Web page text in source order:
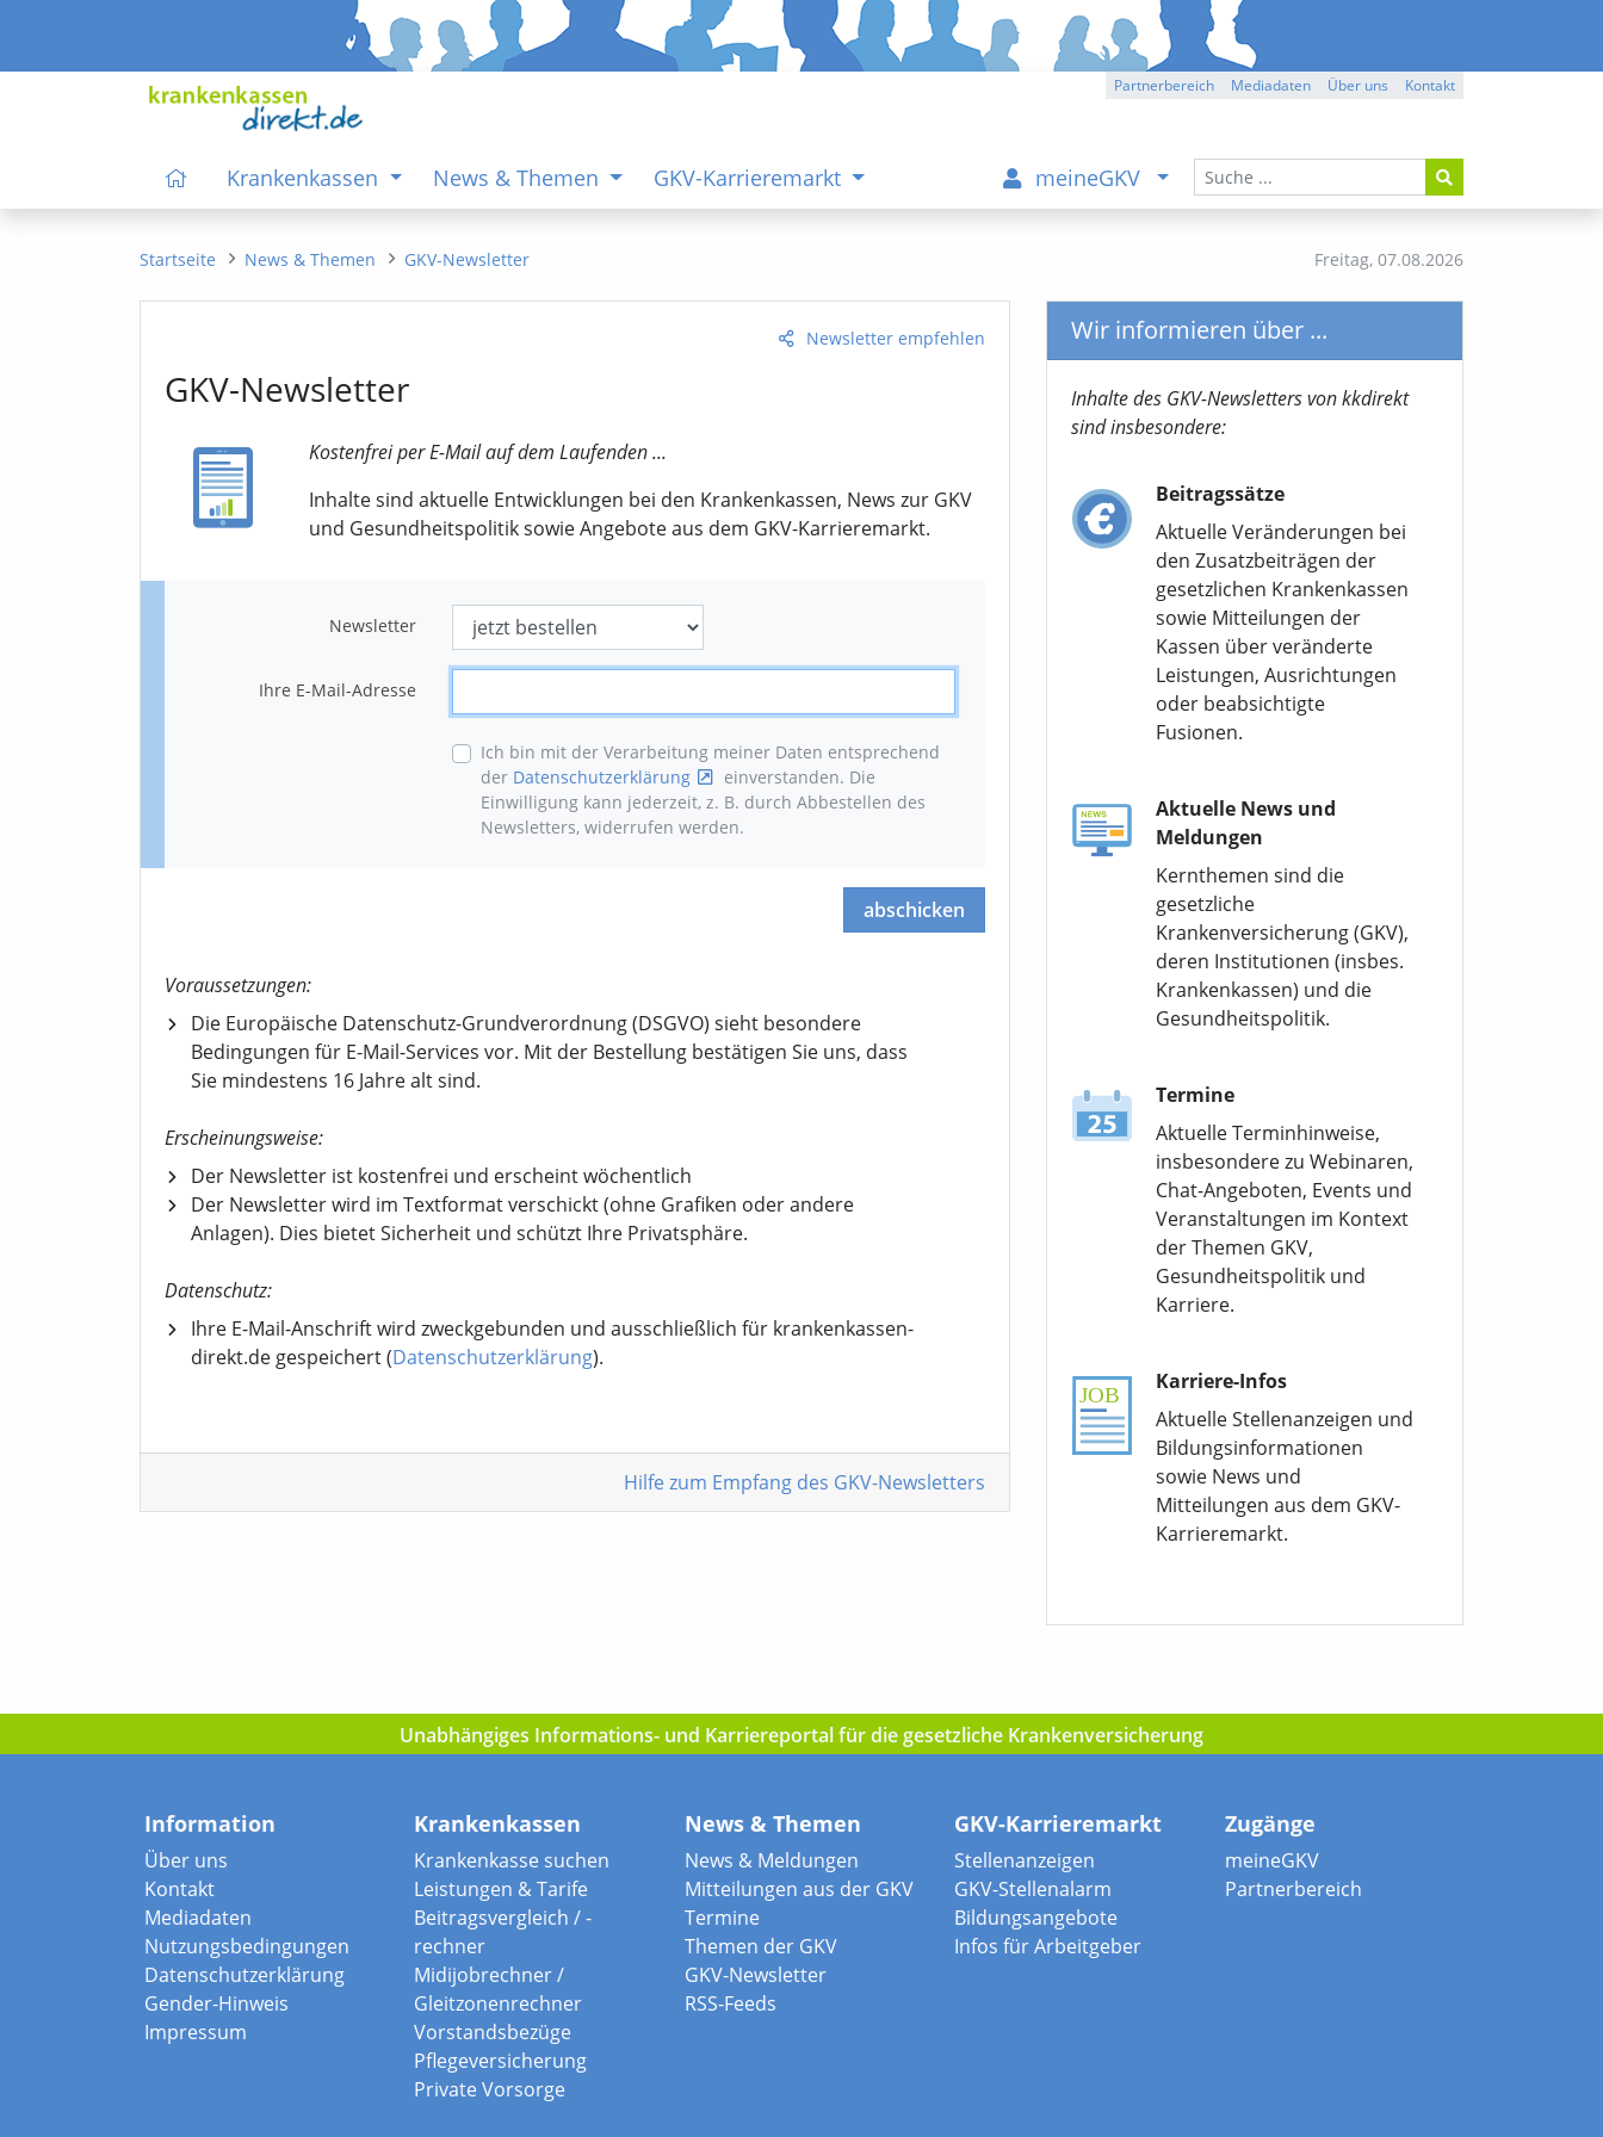
Partnerbereich Mediadaten Über uns Kontakt
Krankenkassen News & Themen GKV-Karrieremarkt meineGKV
Freitag, 07.08.2026
Startseite News & Themen GKV-Newsletter
Newsletter empfehlen
GKV-Newsletter
Kostenfrei per E-Mail auf dem Laufenden ...
Inhalte sind aktuelle Entwicklungen bei den Krankenkassen, News zur GKV
und Gesundheitspolitik sowie Angebote aus dem GKV-Karrieremarkt.
Newsletter
Ihre E-Mail-Adresse
Ich bin mit der Verarbeitung meiner Daten entsprechend
der Datenschutzerklärung
einverstanden. Die
Einwilligung kann jederzeit, z. B. durch Abbestellen des
Newsletters, widerrufen werden.
abschicken
Voraussetzungen:
Die Europäische Datenschutz-Grundverordnung (DSGVO) sieht besondere
Bedingungen für E-Mail-Services vor. Mit der Bestellung bestätigen Sie uns, dass
Sie mindestens 16 Jahre alt sind.
Erscheinungsweise:
Der Newsletter ist kostenfrei und erscheint wöchentlich
Der Newsletter wird im Textformat verschickt (ohne Grafiken oder andere
Anlagen). Dies bietet Sicherheit und schützt Ihre Privatsphäre.
Datenschutz:
Ihre E-Mail-Anschrift wird zweckgebunden und ausschließlich für krankenkassen-
direkt.de gespeichert (Datenschutzerklärung).
Hilfe zum Empfang des GKV-Newsletters
Wir informieren über ...
Inhalte des GKV-Newsletters von kkdirekt
sind insbesondere:
Beitragssätze
Aktuelle Veränderungen bei
den Zusatzbeiträgen der
gesetzlichen Krankenkassen
sowie Mitteilungen der
Kassen über veränderte
Leistungen, Ausrichtungen
oder beabsichtigte
Fusionen.
Aktuelle News und
Meldungen
Kernthemen sind die
gesetzliche
Krankenversicherung (GKV),
deren Institutionen (insbes.
Krankenkassen) und die
Gesundheitspolitik.
Termine
Aktuelle Terminhinweise,
insbesondere zu Webinaren,
Chat-Angeboten, Events und
Veranstaltungen im Kontext
der Themen GKV,
Gesundheitspolitik und
Karriere.
Karriere-Infos
Aktuelle Stellenanzeigen und
Bildungsinformationen
sowie News und
Mitteilungen aus dem GKV-
Karrieremarkt.
Unabhängiges Informations- und Karriereportal für die gesetzliche Krankenversicherung
Information
Über uns
Kontakt
Mediadaten
Nutzungsbedingungen
Datenschutzerklärung
Gender-Hinweis
Impressum
Krankenkassen
Krankenkasse suchen
Leistungen & Tarife
Beitragsvergleich / -
rechner
Midijobrechner /
Gleitzonenrechner
Vorstandsbezüge
Pflegeversicherung
Private Vorsorge
News & Themen
News & Meldungen
Mitteilungen aus der GKV
Termine
Themen der GKV
GKV-Newsletter
RSS-Feeds
GKV-Karrieremarkt
Stellenanzeigen
GKV-Stellenalarm
Bildungsangebote
Infos für Arbeitgeber
Zugänge
meineGKV
Partnerbereich